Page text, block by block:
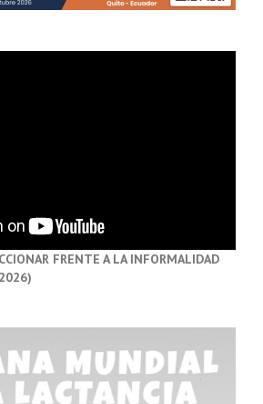
FRENTE A LA INFORMALIDAD